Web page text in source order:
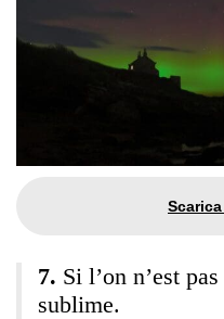
Si l’on n’est
sublime.